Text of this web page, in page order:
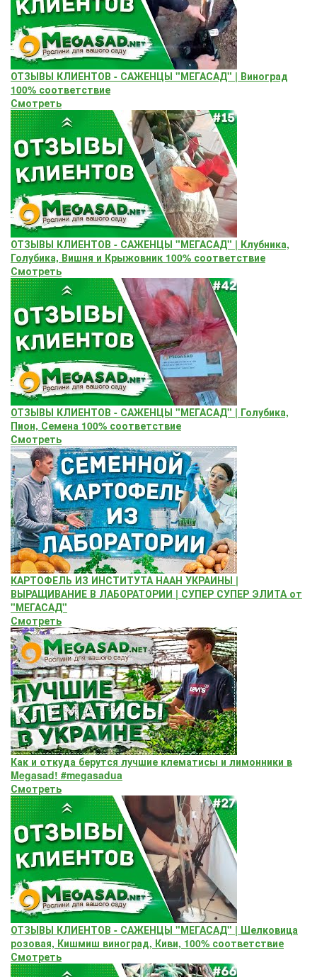
ОТЗЫВЫ КЛИЕНТОВ - САЖЕНЦЫ "МЕГАСАД" | Виноград
100% соответствие
Смотреть
ОТЗЫВЫ КЛИЕНТОВ - САЖЕНЦЫ "МЕГАСАД" | Клубника,
Голубика, Вишня и Крыжовник 100% соответствие
Смотреть
ОТЗЫВЫ КЛИЕНТОВ - САЖЕНЦЫ "МЕГАСАД" | Голубика,
Пион, Семена 100% соответствие
Смотреть
КАРТОФЕЛЬ ИЗ ИНСТИТУТА НААН УКРАИНЫ |
ВЫРАЩИВАНИЕ В ЛАБОРАТОРИИ | СУПЕР СУПЕР ЭЛИТА от
"МЕГАСАД"
Смотреть
Как и откуда берутся лучшие клематисы и лимонники в
Megasad! #megasadua
Смотреть
ОТЗЫВЫ КЛИЕНТОВ - САЖЕНЦЫ "МЕГАСАД" | Шелковица
розовая, Кишмиш виноград, Киви, 100% соответствие
Смотреть